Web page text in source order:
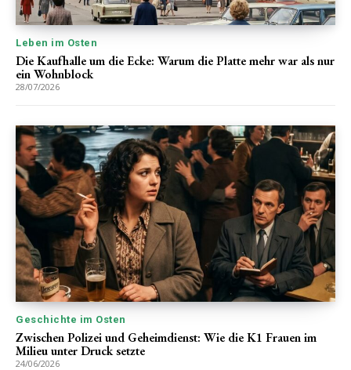
Leben im Osten
Die Kaufhalle um die Ecke: Warum die Platte mehr war als nur
ein Wohnblock
28/07/2026
Geschichte im Osten
Zwischen Polizei und Geheimdienst: Wie die K1 Frauen im
Milieu unter Druck setzte
24/06/2026